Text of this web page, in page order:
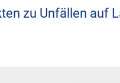
zu Unfällen auf